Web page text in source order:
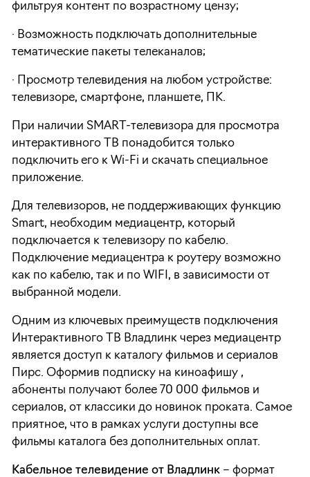
фильтруя контент по возрастному цензу;
· Возможность подключать дополнительные
тематические пакеты телеканалов;
· Просмотр телевидения на любом устройстве:
телевизоре, смартфоне, планшете, ПК.
При наличии SMART-телевизора для просмотра
интерактивного ТВ понадобится только
подключить его к Wi-Fi и скачать специальное
приложение.
Для телевизоров, не поддерживающих функцию
Smart, необходим медиацентр, который
подключается к телевизору по кабелю.
Подключение медиацентра к роутеру возможно
как по кабелю, так и по WIFI, в зависимости от
выбранной модели.
Одним из ключевых преимуществ подключения
Интерактивного ТВ Владлинк через медиацентр
является доступ к каталогу фильмов и сериалов
Пирс. Оформив подписку на киноафишу ,
абоненты получают более 70 000 фильмов и
сериалов, от классики до новинок проката. Самое
приятное, что в рамках услуги доступны все
фильмы каталога без дополнительных оплат.
Кабельное телевидение от Владлинк– формат